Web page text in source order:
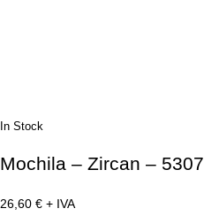
In Stock
Mochila – Zircan – 5307
26,60 € + IVA